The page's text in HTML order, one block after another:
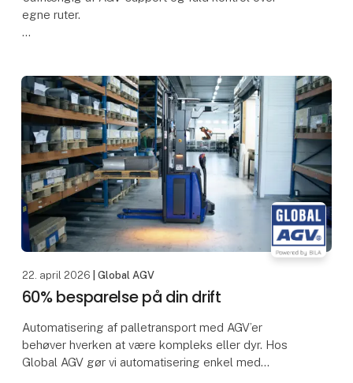
egne ruter.
løsning, hvor du ikke er afhængig
22. april 2026 | Global AGV
60% besparelse på din drift
Automatisering af palletransport med AGV’er
behøver hverken at være kompleks eller dyr. Hos
Global AGV gør vi automatisering enkel med